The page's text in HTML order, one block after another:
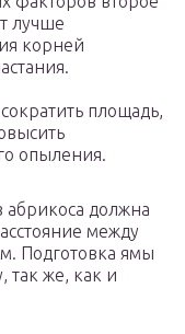
лучше
корней
площадь,
опыления.
абрикоса должна
между
Подготовка ямы
так же, как и